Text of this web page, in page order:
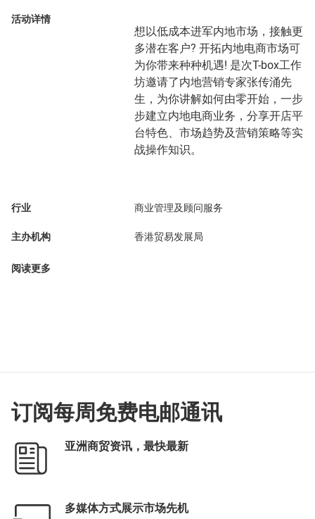
活动详情
想以低成本进军内地市场，接触更
多潜在客户? 开拓内地电商市场可
为你带来种种机遇! 是次T-box工作
坊邀请了内地营销专家张传涌先
生，为你讲解如何由零开始，一步
步建立内地电商业务，分享开店平
台特色、市场趋势及营销策略等实
战操作知识。
行业 商业管理及顾问服务
主办机构 香港贸易发展局
阅读更多
订阅每周免费电邮通讯
亚洲商贸资讯，最快最新
多媒体方式展示市场先机